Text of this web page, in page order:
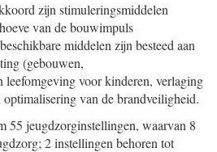
zijn stimuleringsmiddelen
van de bouwimpuls
middelen zijn besteed aan
(gebouwen,
leefomgeving voor kinderen, verlaging
van de brandveiligheid.
55 jeugdzorginstellingen, waarvan 8
2 instellingen behoren tot